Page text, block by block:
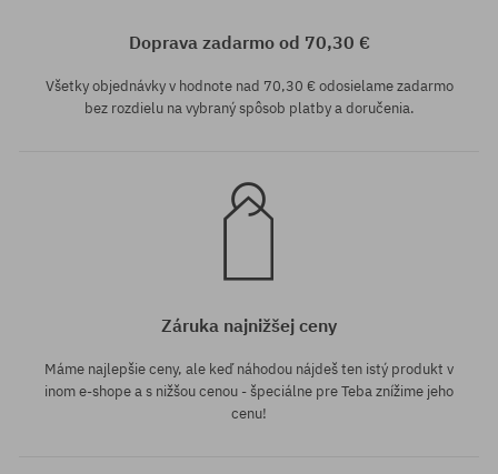
Doprava zadarmo od 70,30 €
Všetky objednávky v hodnote nad 70,30 € odosielame zadarmo
bez rozdielu na vybraný spôsob platby a doručenia.
Záruka najnižšej ceny
Máme najlepšie ceny, ale keď náhodou nájdeš ten istý produkt v
inom e-shope a s nižšou cenou - špeciálne pre Teba znížime jeho
cenu!